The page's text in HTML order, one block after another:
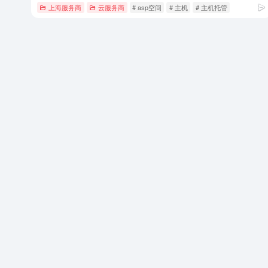
上海服务商 云服务商 # asp空间 # 主机 # 主机托管